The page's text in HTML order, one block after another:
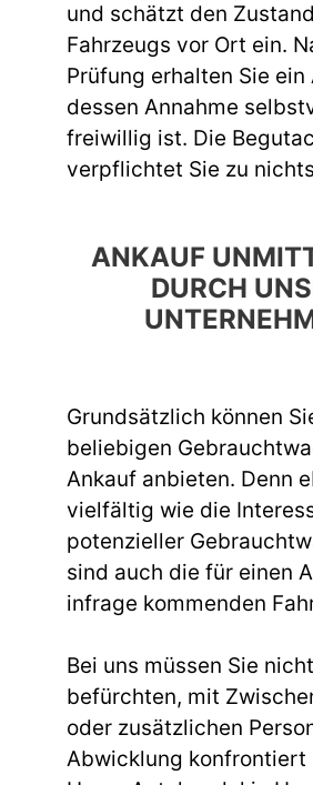
und schätzt den
Fahrzeugs vor Ort ein.
Prüfung erhalten Sie ein
dessen Annahme
freiwillig ist. Die
verpflichtet Sie zu
ANKAUF
DURCH
Grundsätzlich können
beliebigen
Ankauf anbieten. Denn
vielfältig wie die
potenzieller
sind auch die für einen
infrage kommenden
Bei uns müssen Sie nicht
befürchten, mit
oder zusätzlichen
Abwicklung konfrontiert